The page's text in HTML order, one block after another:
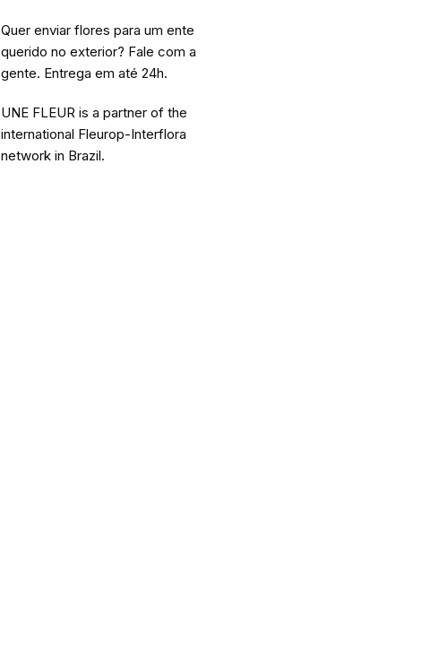
Quer enviar flores para um ente
querido no exterior? Fale com a
gente. Entrega em até 24h.
UNE FLEUR is a partner of the
international Fleurop-Interflora
network in Brazil.